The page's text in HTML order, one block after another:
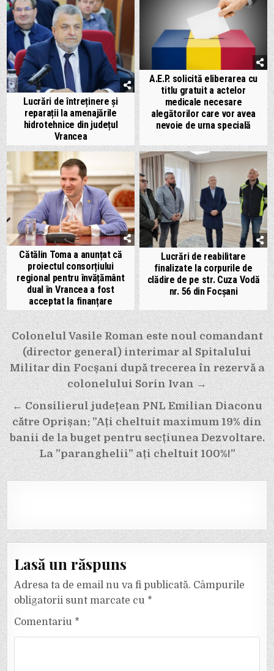
Lucrări de întreținere și
reparații la amenajările
hidrotehnice din județul
Vrancea
A.E.P. solicită eliberarea cu
titlu gratuit a actelor
medicale necesare
alegătorilor care vor avea
nevoie de urna specială
Cătălin Toma a anunțat că
proiectul consorțiului
regional pentru învățământ
dual în Vrancea a fost
acceptat la finanțare
Lucrări de reabilitare
finalizate la corpurile de
clădire de pe str. Cuza Vodă
nr. 56 din Focșani
Navigare
în
articole
Colonelul Vasile Roman este noul comandant
(director general) interimar al Spitalului
Militar din Focșani după trecerea în rezervă a
colonelului Sorin Ivan →
← Consilierul județean PNL Emilian Diaconu
către Oprișan: ”Ați cheltuit maximum 19% din
banii de la buget pentru secțiunea Dezvoltare.
La ”paranghelii” ați cheltuit 100%!”
Lasă un răspuns
Adresa ta de email nu va fi publicată. Câmpurile
obligatorii sunt marcate cu *
Comentariu *